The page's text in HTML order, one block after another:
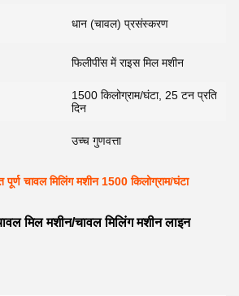
धान (चावल) प्रसंस्करण
फिलीपींस में राइस मिल मशीन
1500 किलोग्राम/घंटा, 25 टन प्रति
दिन
उच्च गुणवत्ता
चावल मिलिंग मशीन 1500 किलोग्राम/घंटा
मिल मशीन/चावल मिलिंग मशीन लाइन